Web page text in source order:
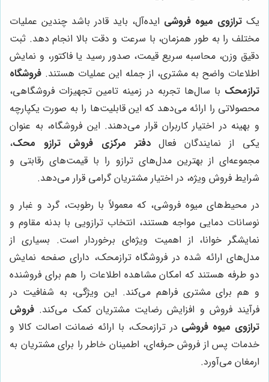
یک ترازوی میوه فروشی ایده‌آل، باید قادر باشد چندین عملیات
مختلف را به طور همزمان، با سرعت و دقت بالا انجام دهد. ثبت
دقیق وزن، محاسبه سریع قیمت، صدور رسید یا فاکتور، و نمایش
اطلاعات واضح به مشتری، از جمله این عملیات هستند. فروشگاه
ترازمحک با سال‌ها تجربه در زمینه تامین تجهیزات فروشگاهی،
محصولاتی را ارائه می‌دهد که این قابلیت‌ها را به صورت یکپارچه
و بهینه در اختیار کاربران قرار می‌دهند. این فروشگاه، به عنوان
یکی از نمایندگان فعالدفتر مرکزی فروش ترازو محک،
مجموعه‌ای از بهترین مدل‌های ترازو را با قیمت‌های رقابتی و
شرایط فروش ویژه، در اختیار مشتریان گرامی قرار می‌دهد.
در محیط‌های میوه فروشی، که معمولاً با رطوبت، گرد و غبار و
نوسانات دمایی مواجه هستند، انتخاب ترازویی با بدنه مقاوم و
نمایشگر خوانا، از اهمیت ویژه‌ای برخوردار است. بسیاری از
مدل‌های ارائه شده در فروشگاه ترازمحک، دارای صفحه نمایش
دو طرفه هستند که امکان مشاهده اطلاعات را هم برای فروشنده
و هم برای مشتری فراهم می‌کند. این ویژگی، به شفافیت در
فرآیند فروش و افزایش رضایت مشتریان کمک می‌کند. فروش
ترازوی میوه فروشی در ترازمحک، با ارائه ضمانت اصالت کالا و
خدمات پس از فروش حرفه‌ای، اطمینان خاطر را برای مشتریان به
ارمغان می‌آورد.